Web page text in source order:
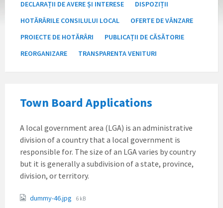
DECLARAȚII DE AVERE ȘI INTERESE
DISPOZIȚII
HOTĂRÂRILE CONSILULUI LOCAL
OFERTE DE VÂNZARE
PROIECTE DE HOTĂRÂRI
PUBLICAȚII DE CĂSĂTORIE
REORGANIZARE
TRANSPARENTA VENITURI
Town Board Applications
A local government area (LGA) is an administrative
division of a country that a local government is
responsible for. The size of an LGA varies by country
but it is generally a subdivision of a state, province,
division, or territory.
Attachments
dummy-46.jpg File
6 kB